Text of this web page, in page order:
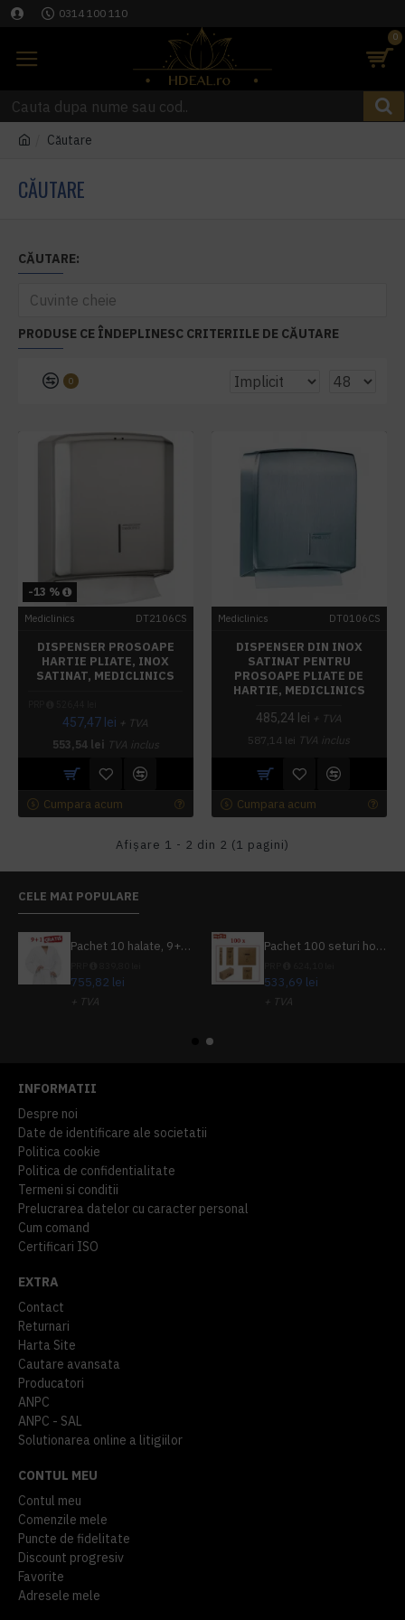
0314 100 110
0
Căutare
CĂUTARE
CĂUTARE:
PRODUSE CE ÎNDEPLINESC CRITERIILE DE CĂUTARE
0
-13 %
Mediclinics DT2106CS
DISPENSER PROSOAPE
HARTIE PLIATE, INOX
SATINAT, MEDICLINICS
457,47 lei + TVA
553,54 lei TVA inclus
Cumpara acum
Mediclinics DT0106CS
DISPENSER DIN INOX
SATINAT PENTRU
PROSOAPE PLIATE DE
HARTIE, MEDICLINICS
485,24 lei + TVA
587,14 lei TVA inclus
Cumpara acum
Afişare 1 - 2 din 2 (1 pagini)
CELE MAI POPULARE
Pachet 10 halate, 9+1 gratuit
755,82 lei
+ TVA
Pachet 100 seturi hoteliere, set dentar, set barbierit, casca de dus, pila unghii, set cusut
533,69 lei
+ TVA
INFORMATII
Despre noi
Date de identificare ale societatii
Politica cookie
Politica de confidentialitate
Termeni si conditii
Prelucrarea datelor cu caracter personal
Cum comand
Certificari ISO
EXTRA
Contact
Returnari
Harta Site
Cautare avansata
Producatori
ANPC
ANPC - SAL
Solutionarea online a litigiilor
CONTUL MEU
Contul meu
Comenzile mele
Puncte de fidelitate
Discount progresiv
Favorite
Adresele mele